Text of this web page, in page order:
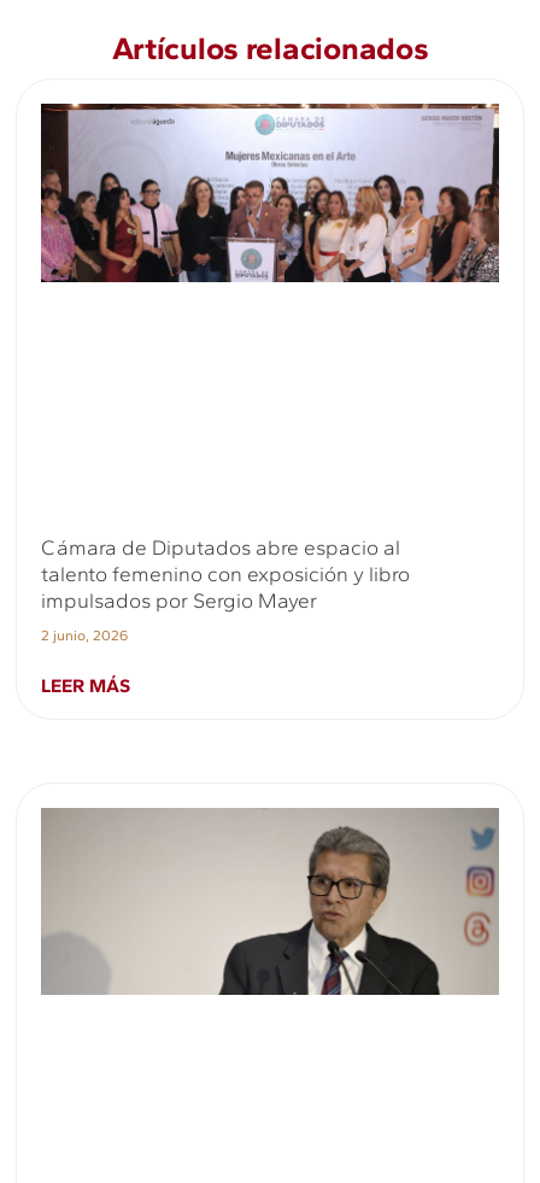
Artículos relacionados
Cámara de Diputados abre espacio al
talento femenino con exposición y libro
impulsados por Sergio Mayer
2 junio, 2026
LEER MÁS